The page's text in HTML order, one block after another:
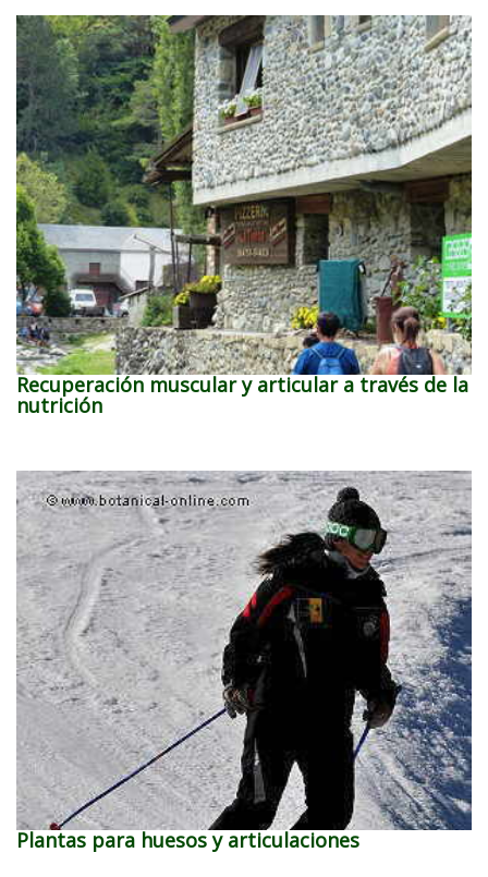
Recuperación muscular y articular a través de la
nutrición
Plantas para huesos y articulaciones